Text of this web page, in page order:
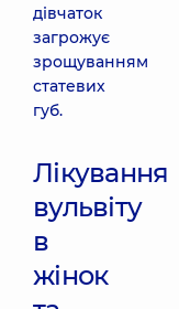
дівчаток
загрожує
зрощуванням
статевих
губ.
Лікування
вульвіту
в
жінок